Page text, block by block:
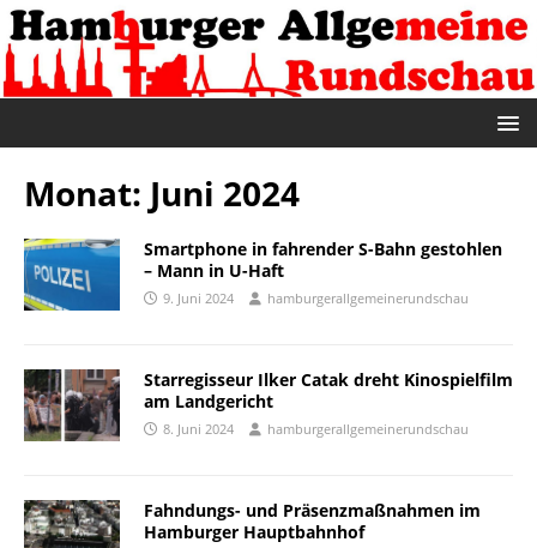
Monat: Juni 2024
Smartphone in fahrender S-Bahn gestohlen
– Mann in U-Haft
9. Juni 2024 hamburgerallgemeinerundschau
Starregisseur Ilker Catak dreht Kinospielfilm
am Landgericht
8. Juni 2024 hamburgerallgemeinerundschau
Fahndungs- und Präsenzmaßnahmen im
Hamburger Hauptbahnhof